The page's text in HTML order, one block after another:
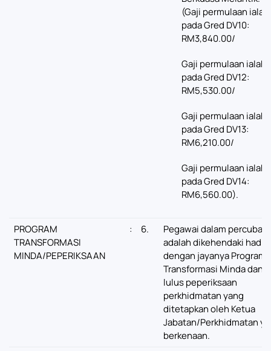
(Gaji permulaan ialah
pada Gred DV10:
RM3,840.00/
Gaji permulaan ialah
pada Gred DV12:
RM5,530.00/
Gaji permulaan ialah
pada Gred DV13:
RM6,210.00/
Gaji permulaan ialah
pada Gred DV14:
RM6,560.00).
PROGRAM
TRANSFORMASI
MINDA/PEPERIKSAAN
: 6.
Pegawai dalam
adalah dikehendaki hadir
dengan jayanya Program
Transformasi Minda dan
lulus peperiksaan
perkhidmatan yang
ditetapkan oleh Ketua
Jabatan/Perkhidmatan
berkenaan.